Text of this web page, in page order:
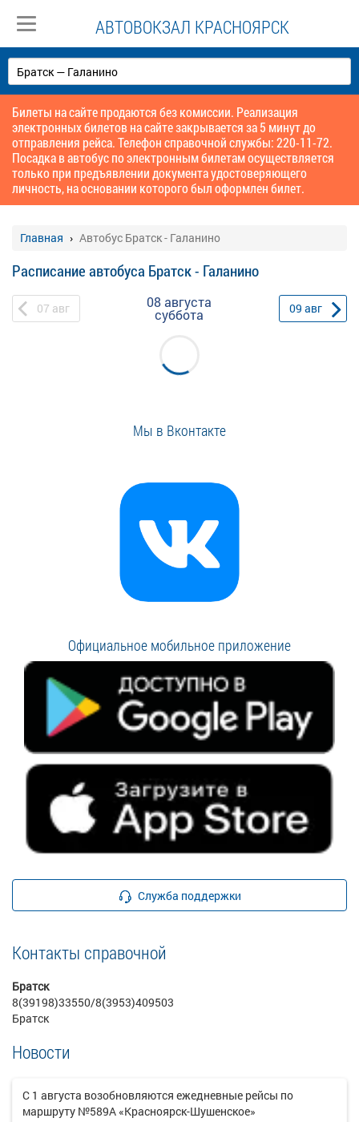
АВТОВОКЗАЛ КРАСНОЯРСК
Билеты на сайте продаются без комиссии. Реализация
электронных билетов на сайте закрывается за 5 минут до
отправления рейса. Телефон справочной службы: 220-11-72.
Посадка в автобус по электронным билетам осуществляется
только при предъявлении документа удостоверяющего
личность, на основании которого был оформлен билет.
Главная Автобус Братск - Галанино
Расписание автобуса Братск - Галанино
07 авг 08 августа
суббота 09 авг
Мы в Вконтакте
Официальное мобильное приложение
Служба поддержки
Контакты справочной
Братск
8(39198)33550/8(3953)409503
Братск
Новости
С 1 августа возобновляются ежедневные рейсы по
маршруту №589А «Красноярск-Шушенское»